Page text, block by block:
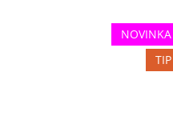
NOVINKA
TIP